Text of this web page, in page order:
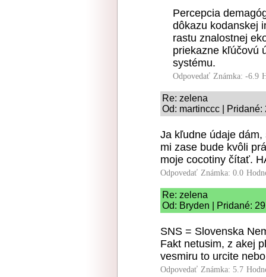
Percepcia
dôkazu kodanskej
rastu znalostnej
priekazne kľúčovú
systému.
Odpovedať Známka: -6.9
Re: zelena
Od: martinccc | Pridané:
Ja kľudne údaje
mi zase bude kvôli
moje cocotiny čítať.
Odpovedať Známka: 0.0
Re: zelena
Od: Bryden | Pridané:
SNS = Slovenska
Fakt netusim, z akej
vesmiru to urcite
Odpovedať Známka: 5.7